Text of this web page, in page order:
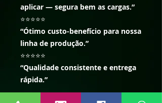
aplicar — segura bem as cargas.”
⭐⭐⭐⭐⭐
“Ótimo custo-benefício para nossa
linha de produção.”
⭐⭐⭐⭐⭐
“Qualidade consistente e entrega
rápida.”